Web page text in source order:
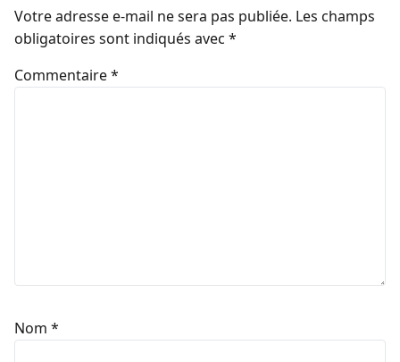
Votre adresse e-mail ne sera pas publiée. Les champs
obligatoires sont indiqués avec *
Commentaire*
Nom *